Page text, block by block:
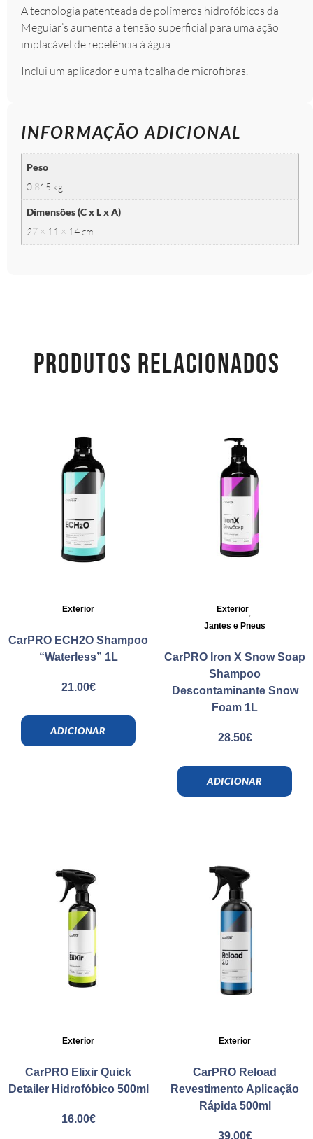
A tecnologia patenteada de polímeros hidrofóbicos da
Meguiar’s aumenta a tensão superficial para uma ação
implacável de repelência à água.
Inclui um aplicador e uma toalha de microfibras.
INFORMAÇÃO ADICIONAL
Peso
0.815 kg
Dimensões (C x L x A)
27 × 11 × 14 cm
PRODUTOS RELACIONADOS
Exterior
CarPRO ECH2O Shampoo
“Waterless” 1L
21.00€
ADICIONAR
Exterior
Jantes e Pneus
CarPRO Iron X Snow Soap
Shampoo
Descontaminante Snow
Foam 1L
28.50€
ADICIONAR
Exterior
CarPRO Elixir Quick
Detailer Hidrofóbico 500ml
16.00€
Exterior
CarPRO Reload
Revestimento Aplicação
Rápida 500ml
39.00€